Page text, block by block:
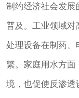
制约经济社会发展
普及。工业领域对
处理设备在制药、
繁。家庭用水方
境，也促使反渗透